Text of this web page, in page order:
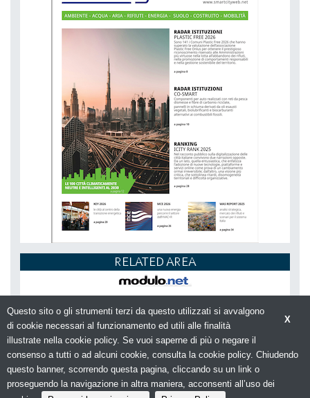
RELATED AREA
Chi siamo Contatti
© Copyright 2026. SMARTCITYWEB - N.ro Iscrizione ROC
X
Questo sito o gli strumenti terzi da questo utilizzati si avvalgono
di cookie necessari al funzionamento ed utili alle finalità
illustrate nella cookie policy. Se vuoi saperne di più o negare il
consenso a tutti o ad alcuni cookie, consulta la cookie policy. Chiudendo
questo banner, scorrendo questa pagina, cliccando su un link o
proseguendo la navigazione in altra maniera, acconsenti all’uso dei